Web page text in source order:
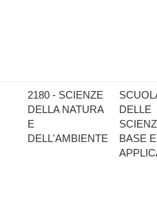
2180 - SCIENZE
DELLA NATURA
E
DELL'AMBIENTE
DELLE
BASE E